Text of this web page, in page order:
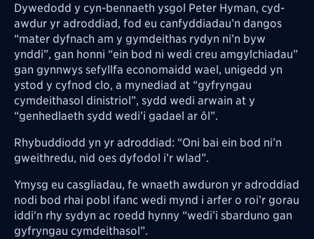
Dywedodd y cyn-bennaeth ysgol Peter Hyman, cyd-
awdur yr adroddiad, fod eu canfyddiadau’n dangos
“mater dyfnach am y gymdeithas rydyn ni’n byw
ynddi”, gan honni “ein bod ni wedi creu amgylchiadau”
gan gynnwys sefyllfa economaidd wael, unigedd yn
ystod y cyfnod clo, a mynediad at “gyfryngau
cymdeithasol dinistriol”, sydd wedi arwain at y
“genhedlaeth sydd wedi’i gadael ar ôl”.
Rhybuddiodd yn yr adroddiad: “Oni bai ein bod ni’n
gweithredu, nid oes dyfodol i’r wlad”.
Ymysg eu casgliadau, fe wnaeth awduron yr adroddiad
nodi bod rhai pobl ifanc wedi mynd i arfer o roi’r gorau
iddi'n rhy sydyn ac roedd hynny “wedi’i sbarduno gan
gyfryngau cymdeithasol”.